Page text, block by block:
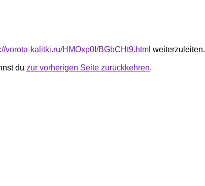
vorota-kalitki.ru/HMOxp0I/BGbCHt9.html weiterzuleiten.
du zur vorherigen Seite zurückkehren.